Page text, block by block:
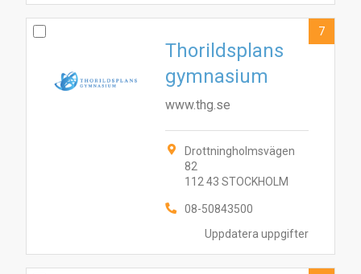
Uppdatera uppgifter
Thorildsplans
gymnasium
www.thg.se
Drottningholmsvägen
82
112 43 STOCKHOLM
08-50843500
7